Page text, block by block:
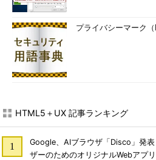
プライバシーマーク
HTML5＋UX 記事ランキング
Google、AIブラウザ「Disco」発
ザーのためのオリジナルWebアプ